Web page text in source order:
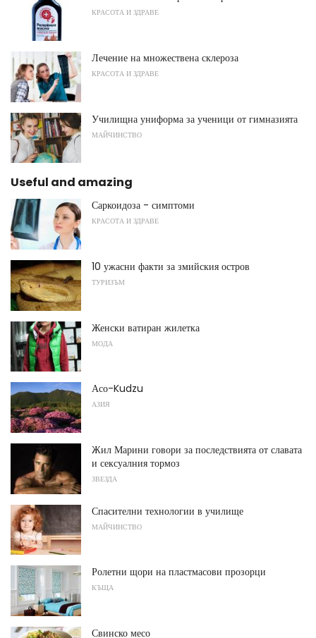
КРАСОТА И ЗДРАВЕ
Лечение на множествена склероза
КРАСОТА И ЗДРАВЕ
Училищна униформа за ученици от гимназията
МАЙЧИНСТВО
Useful and amazing
Саркоидоза - симптоми
КРАСОТА И ЗДРАВЕ
10 ужасни факти за змийския остров
ТУРИЗЪМ
Женски ватиран жилетка
МОДА
Асо-Kudzu
АЗИЯ
Жил Марини говори за последствията от славата
и сексуалния тормоз
ЗВЕЗДА
Спасителни технологии в училище
МАЙЧИНСТВО
Ролетни щори на пластмасови прозорци
КЪЩА
Свинско месо